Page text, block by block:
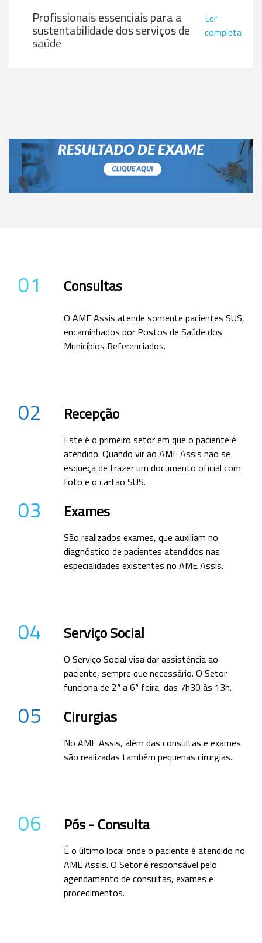
Profissionais essenciais para a
sustentabilidade dos serviços de
saúde
Ler
completa
01 Consultas
O AME Assis atende somente pacientes SUS,
encaminhados por Postos de Saúde dos
Municípios Referenciados.
02 Recepção
Este é o primeiro setor em que o paciente é
atendido. Quando vir ao AME Assis não se
esqueça de trazer um documento oficial com
foto e o cartão SUS.
03 Exames
São realizados exames, que auxiliam no
diagnóstico de pacientes atendidos nas
especialidades existentes no AME Assis.
04 Serviço Social
O Serviço Social visa dar assistência ao
paciente, sempre que necessário. O Setor
funciona de 2ª a 6ª feira, das 7h30 às 13h.
05 Cirurgias
No AME Assis, além das consultas e exames
são realizadas também pequenas cirurgias.
06 Pós - Consulta
É o último local onde o paciente é atendido no
AME Assis. O Setor é responsável pelo
agendamento de consultas, exames e
procedimentos.